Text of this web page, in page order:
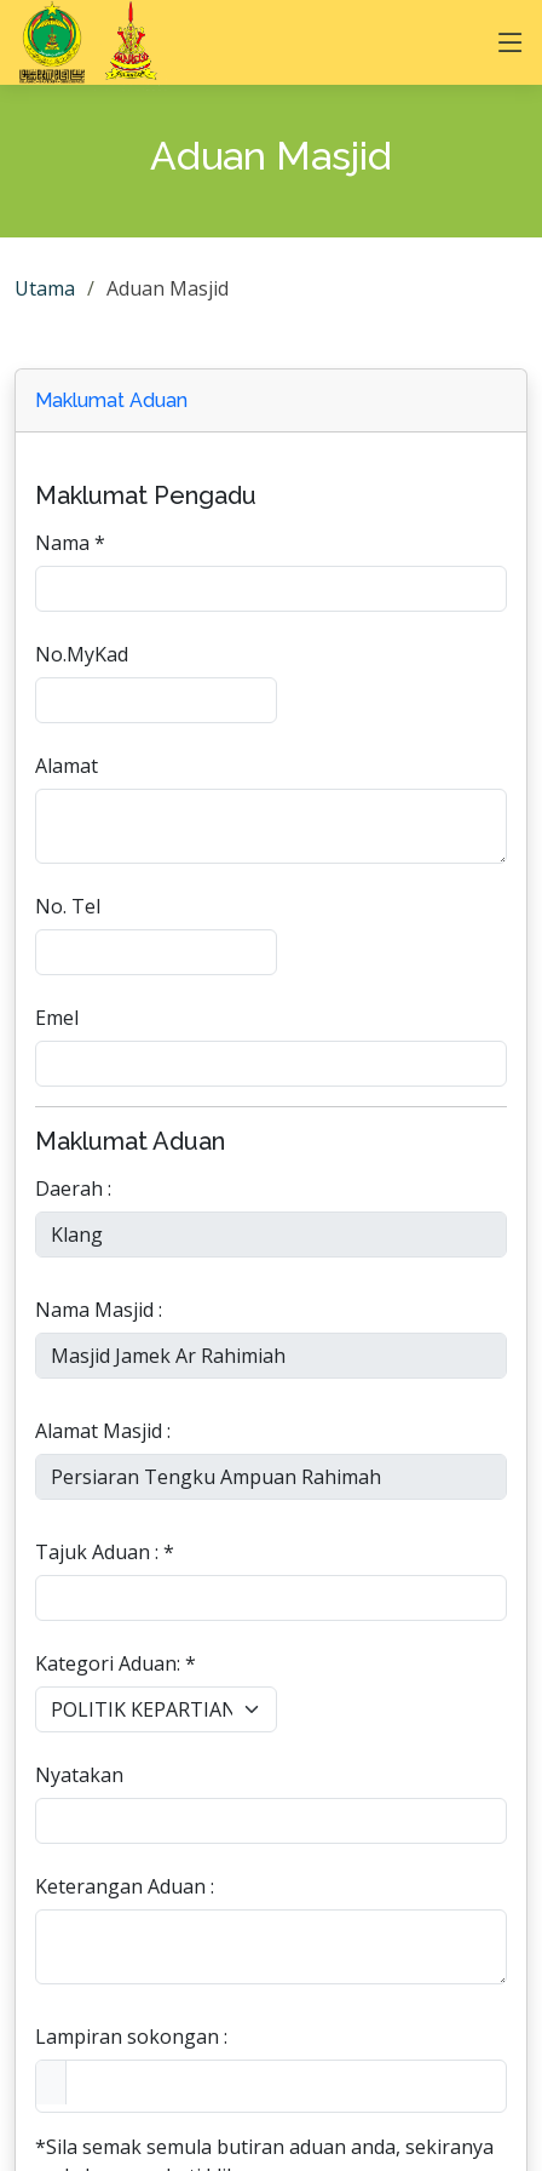
Aduan Masjid
Utama Aduan Masjid
Maklumat Aduan
Maklumat Pengadu
Nama *
No.MyKad
Alamat
No. Tel
Emel
Maklumat Aduan
Daerah :
Nama Masjid :
Alamat Masjid :
Tajuk Aduan : *
Kategori Aduan: *
Nyatakan
Keterangan Aduan :
Lampiran sokongan :
*Sila semak semula butiran aduan anda, sekiranya